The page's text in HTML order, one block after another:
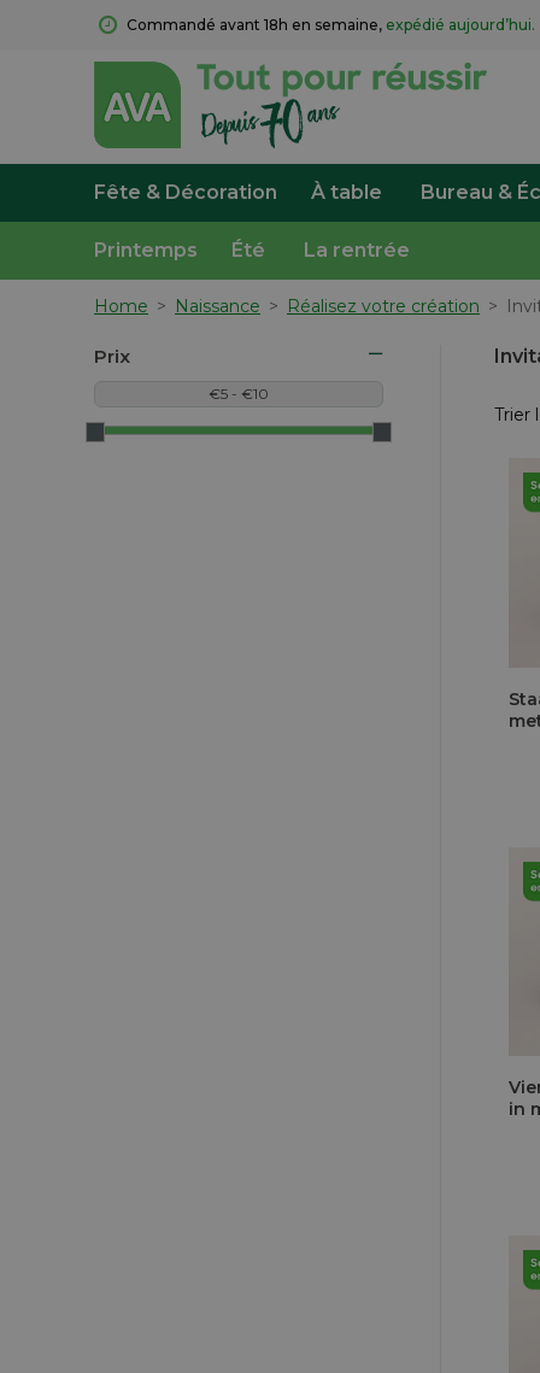
Commandé avant 18h en semaine, expédié aujourd’hui.
Fête & Décoration À table Bureau &
Printemps Été La rentrée
Home > Naissance > Réalisez votre création >
Prix
Trier
in